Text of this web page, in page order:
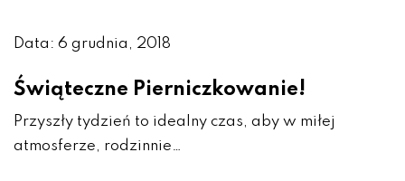
Data: 6 grudnia, 2018
Świąteczne Pierniczkowanie!
Przyszły tydzień to idealny czas, aby w miłej
atmosferze, rodzinnie…